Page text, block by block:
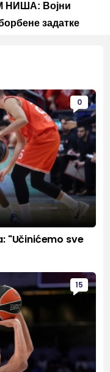
Војни
задатке
0
"Učinićemo sve
15